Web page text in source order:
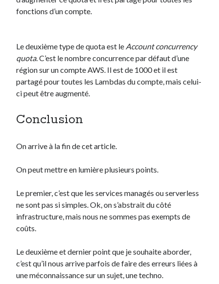
fonctions d’un compte.
Le deuxième type de quota est le Account concurrency
quota. C’est le nombre concurrence par défaut d’une
région sur un compte AWS. Il est de 1000 et il est
partagé pour toutes les Lambdas du compte, mais celui-
ci peut être augmenté.
Conclusion
On arrive à la fin de cet article.
On peut mettre en lumière plusieurs points.
Le premier, c’est que les services managés ou serverless
ne sont pas si simples. Ok, on s’abstrait du côté
infrastructure, mais nous ne sommes pas exempts de
coûts.
Le deuxième et dernier point que je souhaite aborder,
c’est qu’il nous arrive parfois de faire des erreurs liées à
une méconnaissance sur un sujet, une techno.